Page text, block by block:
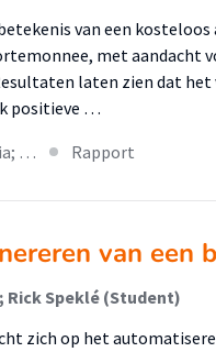
van een
met aandacht
laten zien dat
positieve …
… Rapport
van een
Speklé (Student)
zich op het